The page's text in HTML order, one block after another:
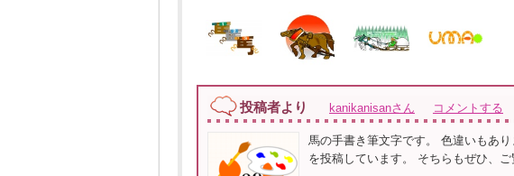
投稿者より kanikanisanさん コメントする
馬の手書き筆文字です。 色違いもあ
を投稿しています。 そちらもぜひ、ご